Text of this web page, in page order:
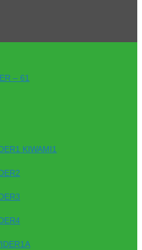
– 61
KIWAMI1